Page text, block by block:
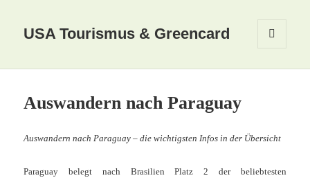
USA Tourismus & Greencard
WIDGETS
Auswandern nach Paraguay
Auswandern nach Paraguay –die wichtigsten Infos in der Übersicht
Paraguay belegt nach Brasilien Platz 2 der beliebtesten